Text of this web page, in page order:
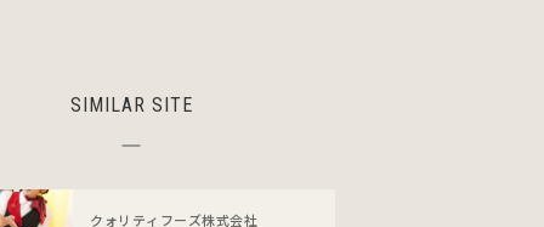
SIMILAR SITE
クォリティフーズ株式会社